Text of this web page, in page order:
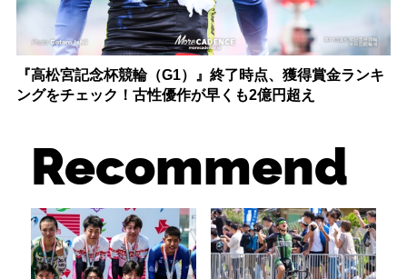
『高松宮記念杯競輪（G1）』終了時点、獲得賞金ランキ
ングをチェック！古性優作が早くも2億円超え
Recommend